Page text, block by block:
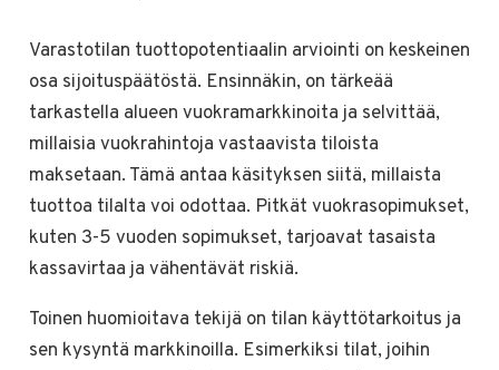
Varastotilan tuottopotentiaalin arviointi on keskeinen
osa sijoituspäätöstä. Ensinnäkin, on tärkeää
tarkastella alueen vuokramarkkinoita ja selvittää,
millaisia vuokrahintoja vastaavista tiloista
maksetaan. Tämä antaa käsityksen siitä, millaista
tuottoa tilalta voi odottaa. Pitkät vuokrasopimukset,
kuten 3-5 vuoden sopimukset, tarjoavat tasaista
kassavirtaa ja vähentävät riskiä.
Toinen huomioitava tekijä on tilan käyttötarkoitus ja
sen kysyntä markkinoilla. Esimerkiksi tilat, joihin